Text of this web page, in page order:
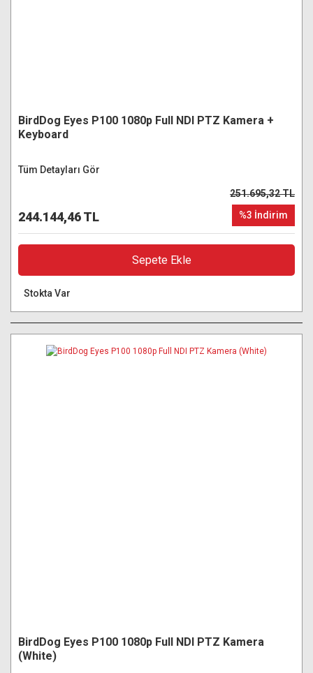
BirdDog Eyes P100 1080p Full NDI PTZ Kamera +
Keyboard
Tüm Detayları Gör
244.144,46 TL
251.695,32 TL
%3 İndirim
Sepete Ekle
Stokta Var
BirdDog Eyes P100 1080p Full NDI PTZ Kamera
(White)